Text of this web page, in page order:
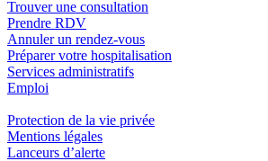
Trouver une consultation
Prendre RDV
Annuler un rendez-vous
Préparer votre hospitalisation
Services administratifs
Emploi​
Protection de la vie privée
Mentions légales
Lanceurs d’alerte